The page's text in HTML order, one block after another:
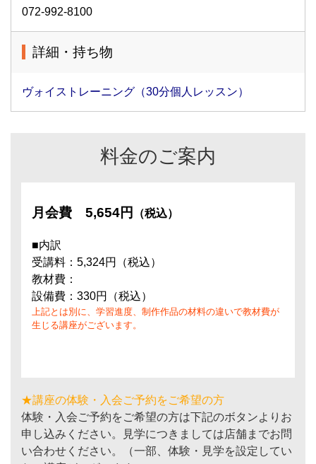
072-992-8100
詳細・持ち物
ヴォイストレーニング（30分個人レッスン）
料金のご案内
月会費 5,654円 （税込）
■内訳
受講料：5,324円（税込）
教材費：
設備費：330円（税込）
上記とは別に、学習進度、制作作品の材料の違いで教材費が
生じる講座がございます。
★講座の体験・入会ご予約をご希望の方
体験・入会ご予約をご希望の方は下記のボタンよりお
申し込みください。見学につきましては店舗までお問
い合わせください。（一部、体験・見学を設定してい